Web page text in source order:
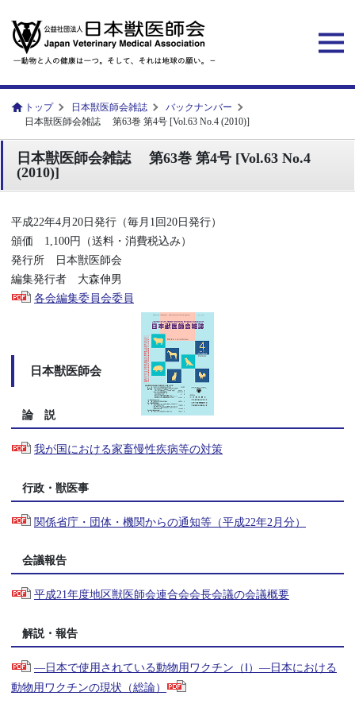
トップ 日本獣医師会雑誌
バックナンバー
日本獣医師会雑誌 第63巻 第4号 [Vol.63 No.4 (2010)]
日本獣医師会雑誌 第63巻 第4号 [Vol.63 No.4
(2010)]
平成22年4月20日発行（毎月1回20日発行）
頒価 1,100円（送料・消費税込み）
発行所 日本獣医師会
編集発行者 大森伸男
各会編集委員会委員
日本獣医師会
論 説
我が国における家畜慢性疾病等の対策
行政・獣医事
関係省庁・団体・機関からの通知等（平成22年2月分）
会議報告
平成21年度地区獣医師会連合会会長会議の会議概要
解説・報告
―日本で使用されている動物用ワクチン（Ⅰ）―日本における
動物用ワクチンの現状（総論）